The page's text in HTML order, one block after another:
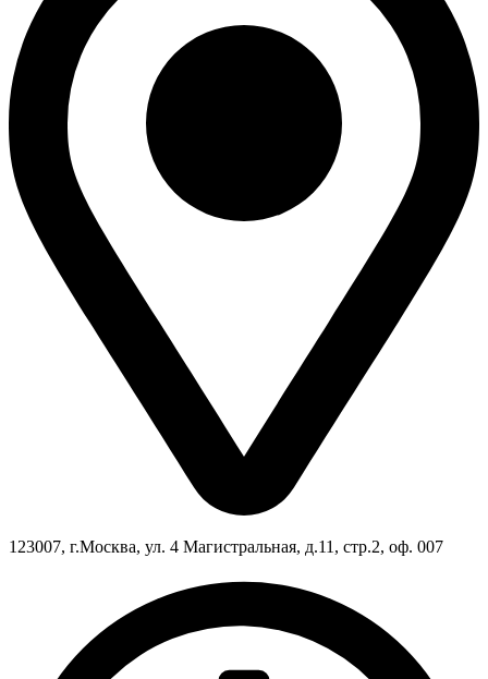
123007, г.Москва, ул. 4 Магистральная, д.11, стр.2, оф. 007